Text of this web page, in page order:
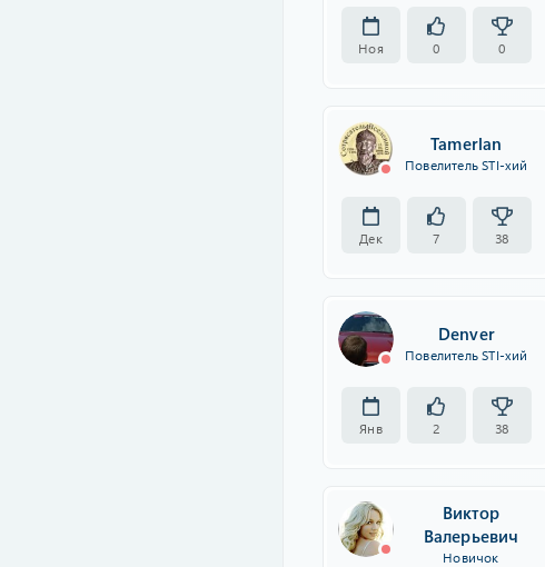
Ноя 0 0
Tamerlan
Повелитель STI-хий
Дек 7 38
Denver
Повелитель STI-хий
Янв 2 38
Виктор
Валерьевич
Новичок